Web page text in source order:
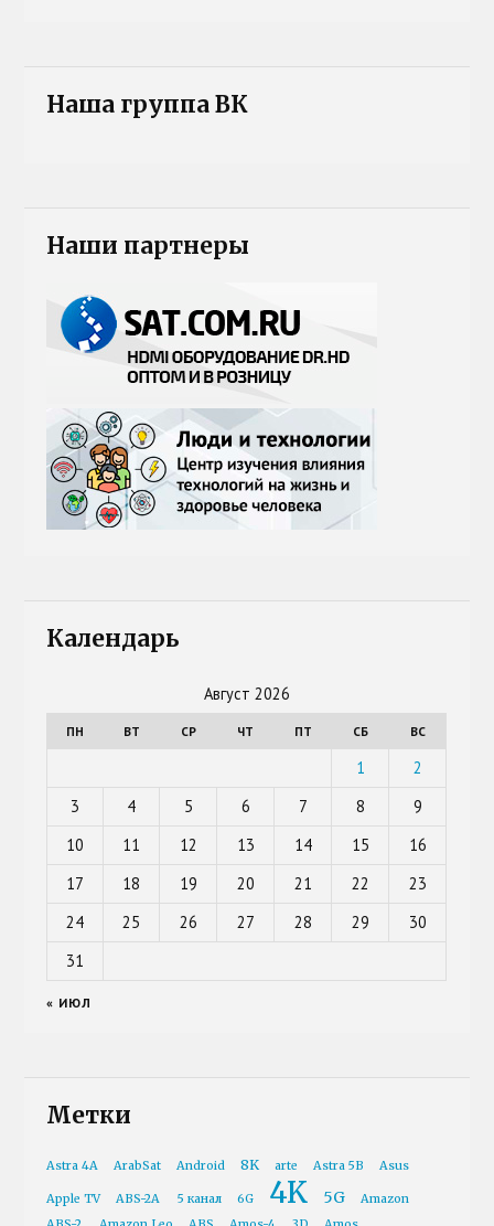
Наша группа ВК
Наши партнеры
Календарь
Август 2026
ПН ВТ СР ЧТ ПТ СБ ВС
1
2
3
4 5 6 7 8
9
10
11 12 13 14 15
16
17
18 19 20 21 22
23
24
25 26 27 28 29
30
31
« ИЮЛ
Метки
Astra 4A ArabSat Android 8K arte Astra 5B Asus
Apple TV ABS-2A 5 канал 6G 4K 5G
Amazon